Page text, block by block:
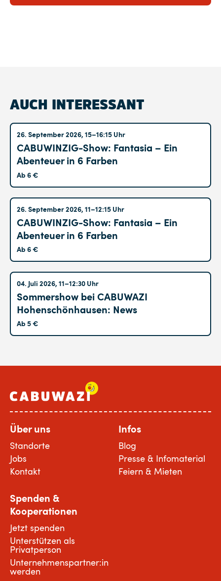
AUCH INTERESSANT
26. September 2026, 15–16:15 Uhr
CABUWINZIG-Show: Fantasia – Ein
Abenteuer in 6 Farben
Ab 6 €
26. September 2026, 11–12:15 Uhr
CABUWINZIG-Show: Fantasia – Ein
Abenteuer in 6 Farben
Ab 6 €
04. Juli 2026, 11–12:30 Uhr
Sommershow bei CABUWAZI
Hohenschönhausen: News
Ab 5 €
Über uns
Standorte
Jobs
Kontakt
Infos
Blog
Presse & Infomaterial
Feiern & Mieten
Spenden &
Kooperationen
Jetzt spenden
Unterstützen als
Privatperson
Unternehmenspartner:in
werden